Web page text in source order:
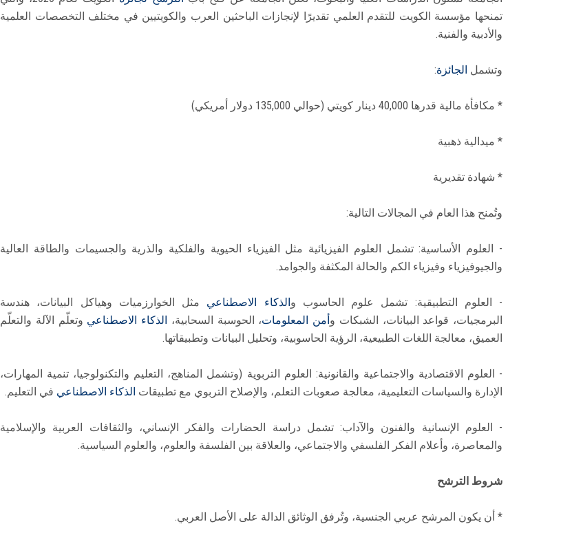
تمنحها مؤسسة الكويت للتقدم العلمي تقديرًا لإنجازات الباحثين العرب والكويتيين في مختلف التخصصات العلمية
والأدبية والفنية.
وتشمل الجائزة:
* مكافأة مالية قدرها 40,000 دينار كويتي (حوالي 135,000 دولار أمريكي)
* ميدالية ذهبية
* شهادة تقديرية
وتُمنح هذا العام في المجالات التالية:
- العلوم الأساسية: تشمل العلوم الفيزيائية مثل الفيزياء الحيوية والفلكية والذرية والجسيمات والطاقة العالية
والجيوفيزياء وفيزياء الكم والحالة المكثفة والجوامد.
- العلوم التطبيقية: تشمل علوم الحاسوب والذكاء الاصطناعي مثل الخوارزميات وهياكل البيانات، هندسة
البرمجيات، قواعد البيانات، الشبكات وأمن المعلومات، الحوسبة السحابية، الذكاء الاصطناعي وتعلّم الآلة والتعلّم
العميق، معالجة اللغات الطبيعية، الرؤية الحاسوبية، وتحليل البيانات وتطبيقاتها.
- العلوم الاقتصادية والاجتماعية والقانونية: العلوم التربوية (وتشمل المناهج، التعليم والتكنولوجيا، تنمية المهارات،
الإدارة والسياسات التعليمية، معالجة صعوبات التعلم، والإصلاح التربوي مع تطبيقات الذكاء الاصطناعي في التعليم.
- العلوم الإنسانية والفنون والآداب: تشمل دراسة الحضارات والفكر الإنساني، والثقافات العربية والإسلامية
والمعاصرة، وأعلام الفكر الفلسفي والاجتماعي، والعلاقة بين الفلسفة والعلوم، والعلوم السياسية.
شروط الترشح
* أن يكون المرشح عربي الجنسية، وتُرفق الوثائق الدالة على الأصل العربي.